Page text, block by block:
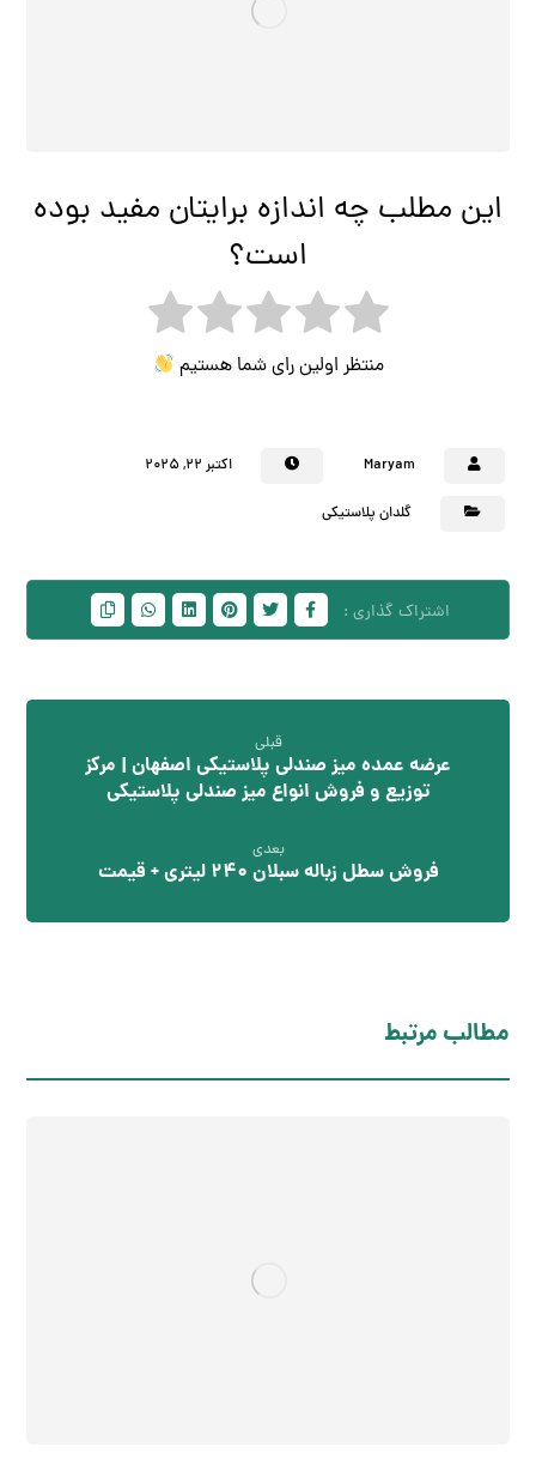
این مطلب چه اندازه برایتان مفید بوده
است؟
منتظر اولین رای شما هستیم
Maryam اکتبر ۲۲, ۲۰۲۵
گلدان پلاستیکی
قبلی
عرضه عمده میز صندلی پلاستیکی اصفهان | مرکز
توزیع و فروش انواع میز صندلی پلاستیکی
بعدی
فروش سطل زباله سبلان 240 لیتری + قیمت
مطالب مرتبط